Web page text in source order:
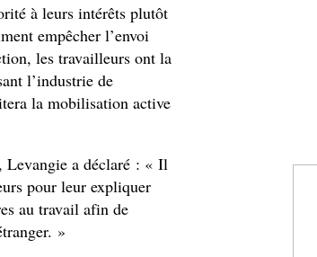
à leurs intérêts plutôt
empêcher l’envoi
les travailleurs ont la
l’industrie de
la mobilisation active
Levangie a déclaré : « Il
pour leur expliquer
au travail afin de
»